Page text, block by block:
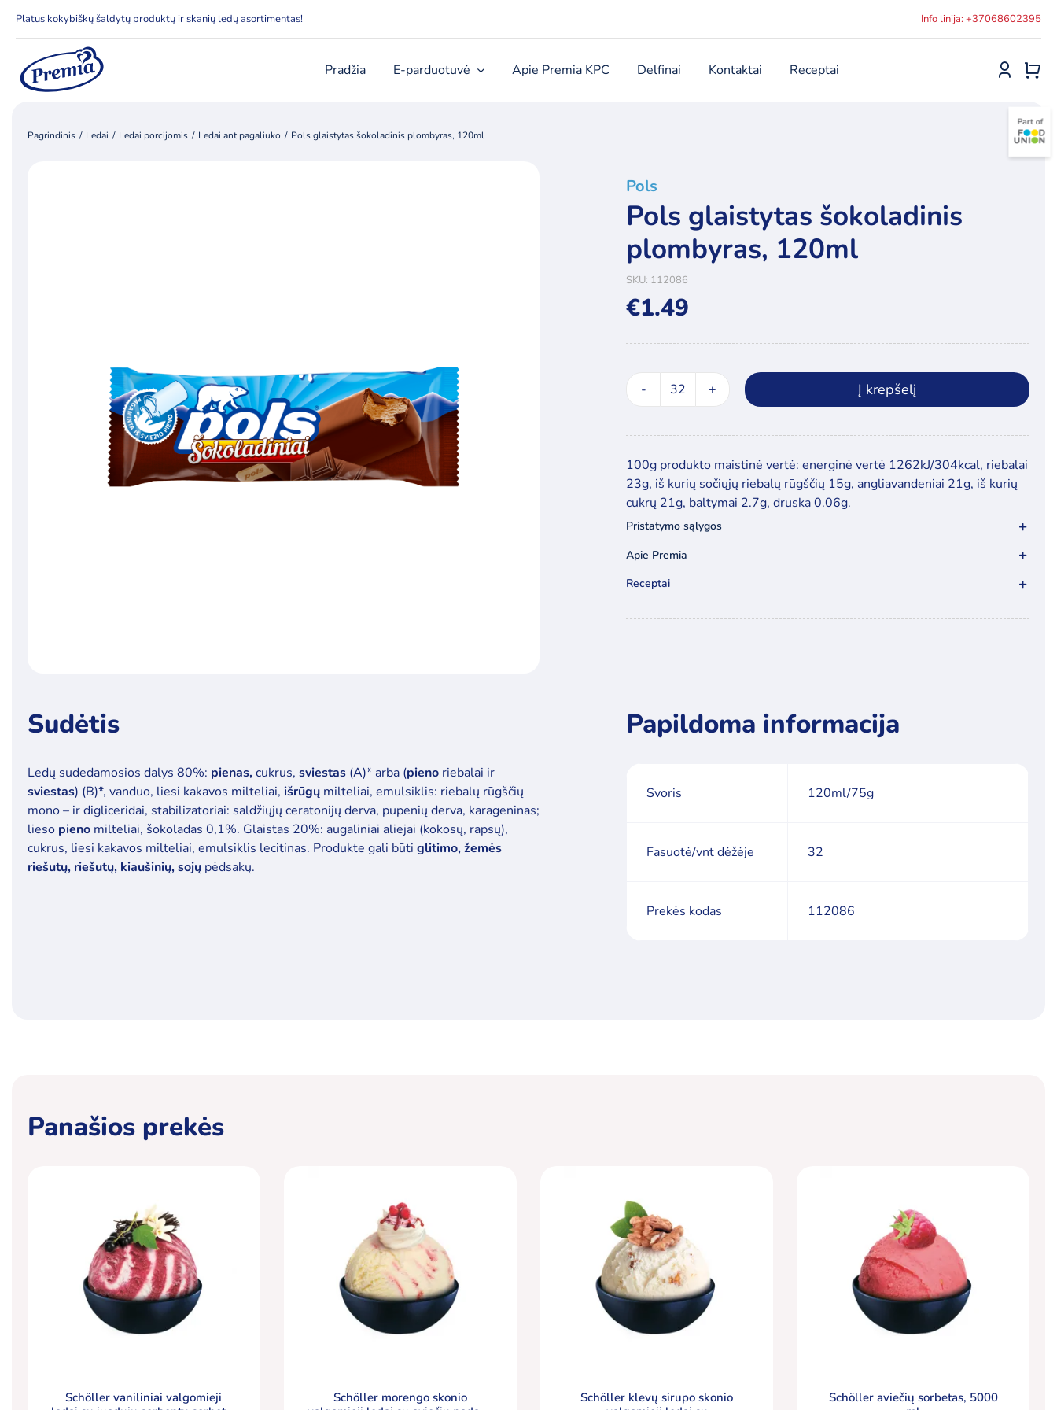
Platus kokybiškų šaldytų produktų ir skanių ledų asortimentas! Info linija: +37068602395
Pradžia E-parduotuvė Apie Premia KPC Delfinai Kontaktai Receptai
Pagrindinis Ledai Ledai porcijomis Ledai ant pagaliuko Pols glaistytas šokoladinis plombyras, 120ml
Pols
Pols glaistytas šokoladinis
plombyras, 120ml
SKU: 112086
€1.49
produkto
Pols
šokoladinis
plombyras,
120ml
Į krepšelį
100g produkto maistinė vertė: energinė vertė 1262kJ/304kcal, riebalai
23g, iš kurių sočiųjų riebalų rūgščių 15g, angliavandeniai 21g, iš kurių
cukrų 21g, baltymai 2.7g, druska 0.06g.
Pristatymo sąlygos
Apie Premia
Receptai
Sudėtis
Ledų sudedamosios dalys 80%: pienas,cukrus, sviestas (A)* arba (pieno riebalai ir
sviestas) (B)*, vanduo, liesi kakavos milteliai,išrūgų milteliai, emulsiklis: riebalų rūgščių
mono – ir digliceridai, stabilizatoriai: saldžiųjų ceratonijų derva, pupenių derva, karageninas;
lieso pieno milteliai, šokoladas 0,1%. Glaistas 20%: augaliniai aliejai (kokosų, rapsų),
cukrus, liesi kakavos milteliai, emulsiklis lecitinas. Produkte gali būtiglitimo, žemės
riešutų, riešutų, kiaušinių, sojų pėdsakų.
Papildoma informacija
Svoris 120ml/75g
Fasuotė/vnt dėžėje 32
Prekės kodas 112086
Panašios prekės
Schöller vaniliniai valgomieji
Schöller morengo skonio
Schöller klevų sirupo skonio
Schöller aviečių sorbetas, 5000